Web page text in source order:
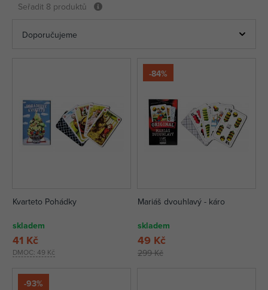
Seřadit 8 produktů
Kvarteto Pohádky
skladem
DMOC: 49 Kč
41 Kč
-84%
Mariáš dvouhlavý - káro
skladem
299 Kč
49 Kč
-93%